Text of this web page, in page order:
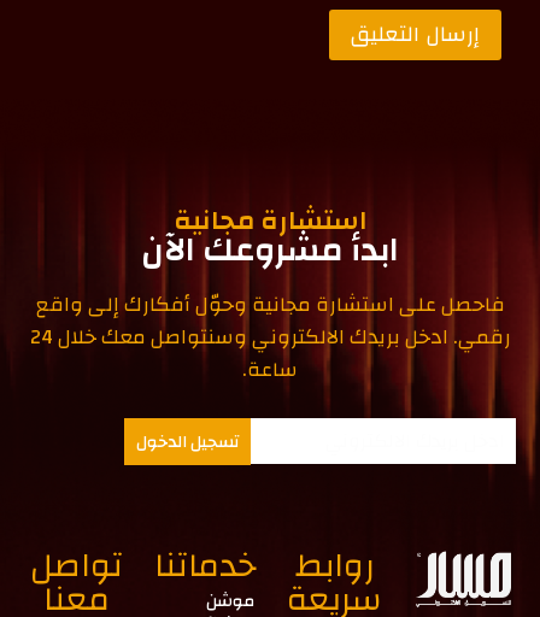
استشارة مجانية
ابدأ مشروعك الآن
فاحصل على استشارة مجانية وحوّل أفكارك إلى واقع
رقمي. ادخل بريدك الالكتروني وسنتواصل معك خلال 24
ساعة.
تسجيل الدخول
تواصل
معنا
خدماتنا
موشن
روابط
سريعة